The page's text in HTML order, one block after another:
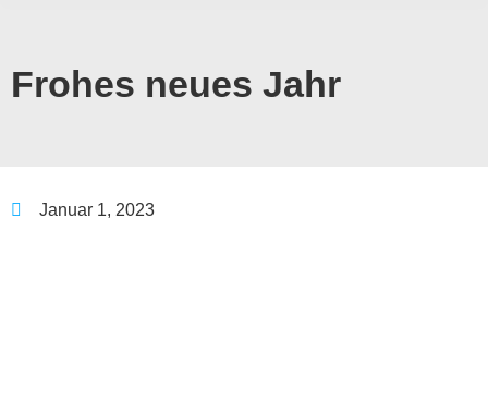
Frohes neues Jahr
Januar 1, 2023